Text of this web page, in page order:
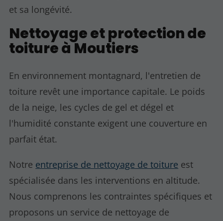
et sa longévité.
Nettoyage et protection de
toiture à Moutiers
En environnement montagnard, l'entretien de
toiture revêt une importance capitale. Le poids
de la neige, les cycles de gel et dégel et
l'humidité constante exigent une couverture en
parfait état.
Notre entreprise de nettoyage de toiture est
spécialisée dans les interventions en altitude.
Nous comprenons les contraintes spécifiques et
proposons un service de nettoyage de